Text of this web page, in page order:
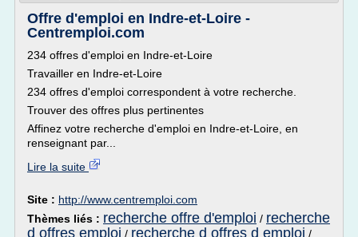
Offre d'emploi en Indre-et-Loire -
Centremploi.com
234 offres d'emploi en Indre-et-Loire
Travailler en Indre-et-Loire
234 offres d'emploi correspondent à votre recherche.
Trouver des offres plus pertinentes
Affinez votre recherche d'emploi en Indre-et-Loire, en
renseignant par...
Lire la suite
Site : http://www.centremploi.com
Thèmes liés : recherche offre d'emploi / recherche
d offres emploi / recherche d offres d emploi /